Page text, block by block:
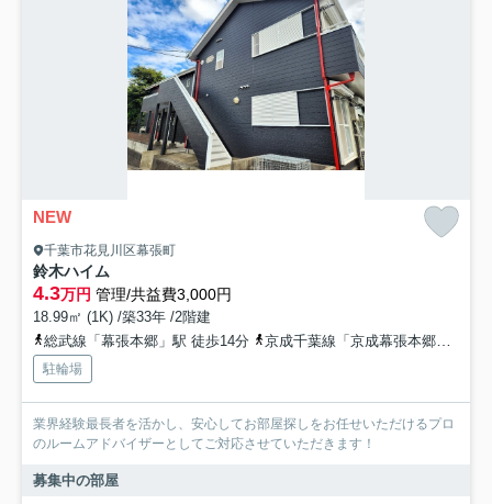
NEW
千葉市花見川区幕張町
鈴木ハイム
4.3万円 管理/共益費3,000円
18.99㎡ (1K) /築33年 /2階建
総武線「幕張本郷」駅 徒歩14分
京成千葉線「京成幕張本郷」駅 徒歩14分
駐輪場
業界経験最長者を活かし、安心してお部屋探しをお任せいただけるプロ
のルームアドバイザーとしてご対応させていただきます！
募集中の部屋